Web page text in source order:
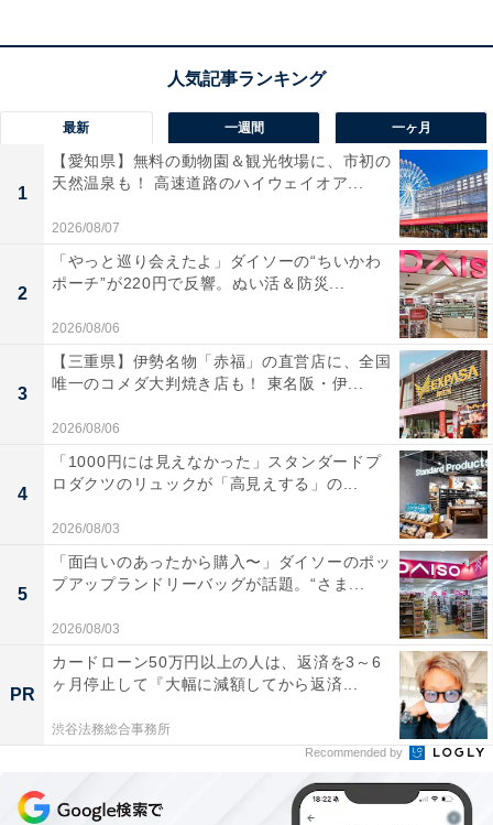
最新 一週間 一ヶ月
1
【愛知県】無料の動物園＆観光牧場に、市初の
天然温泉も！ 高速道路のハイウェイオア...
2026/08/07
2
「やっと巡り会えたよ」ダイソーの“ちいかわ
ポーチ”が220円で反響。ぬい活＆防災...
2026/08/06
3
【三重県】伊勢名物「赤福」の直営店に、全国
唯一のコメダ大判焼き店も！ 東名阪・伊...
2026/08/06
4
「1000円には見えなかった」スタンダードプ
ロダクツのリュックが「高見えする」の...
2026/08/03
5
「面白いのあったから購入〜」ダイソーのポッ
プアップランドリーバッグが話題。“さま...
2026/08/03
PR
カードローン50万円以上の人は、返済を3～6
ヶ月停止して『大幅に減額してから返済...
渋谷法務総合事務所
Recommended by